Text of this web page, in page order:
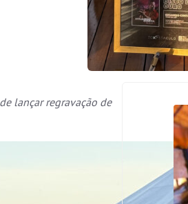
lançar regravação de